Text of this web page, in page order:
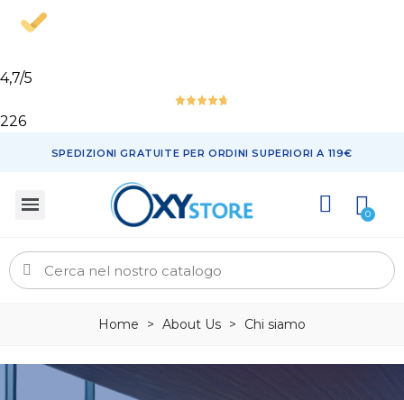
4,7/5
226
SPEDIZIONI GRATUITE PER ORDINI SUPERIORI A 119€
Home > About Us > Chi siamo